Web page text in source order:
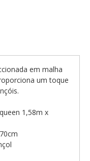
em malha
um toque
1,58m x